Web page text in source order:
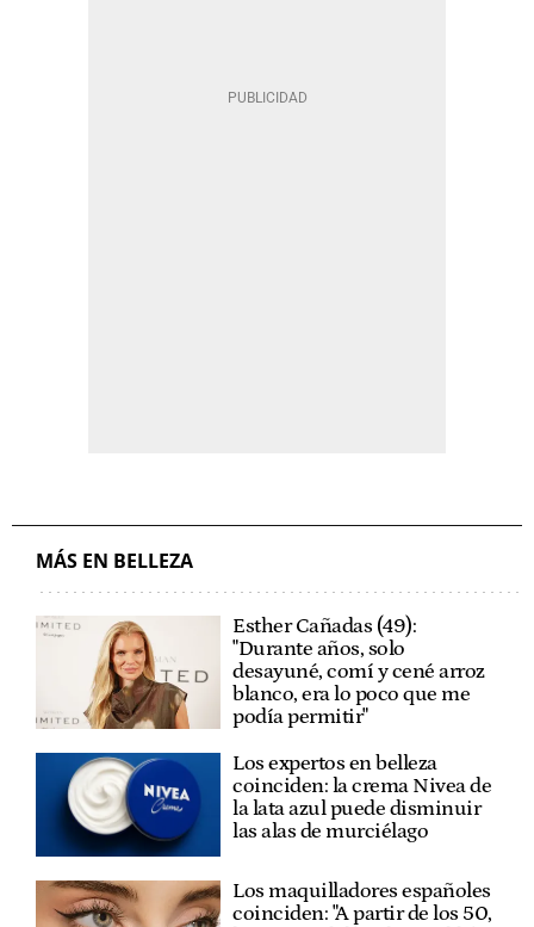
MÁS EN BELLEZA
Esther Cañadas (49):
"Durante años, solo
desayuné, comí y cené arroz
blanco, era lo poco que me
podía permitir"
Los expertos en belleza
coinciden: la crema Nivea de
la lata azul puede disminuir
las alas de murciélago
Los maquilladores españoles
coinciden: "A partir de los 50,